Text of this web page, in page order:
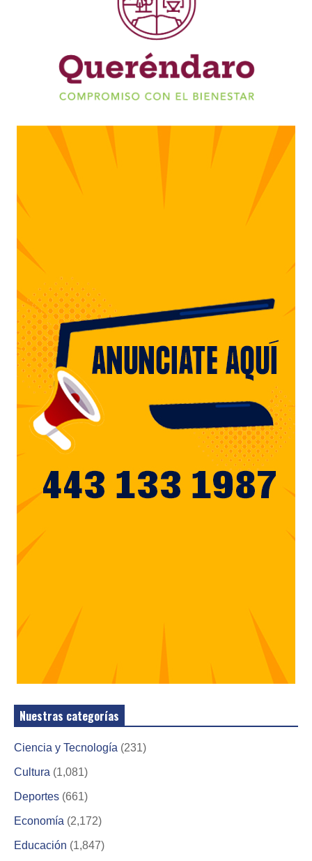
Nuestras categorías
Ciencia y Tecnología (231)
Cultura (1,081)
Deportes (661)
Economía (2,172)
Educación (1,847)